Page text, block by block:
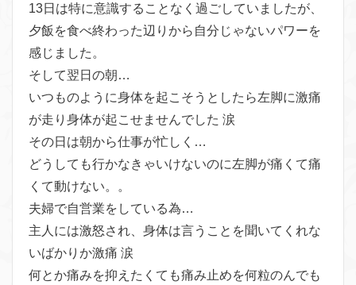
13日は特に意識することなく過ごしていましたが、
夕飯を食べ終わった辺りから自分じゃないパワーを
感じました。
そして翌日の朝…
いつものように身体を起こそうとしたら左脚に激痛
が走り身体が起こせませんでした 涙
その日は朝から仕事が忙しく…
どうしても行かなきゃいけないのに左脚が痛くて痛
くて動けない。。
夫婦で自営業をしている為…
主人には激怒され、身体は言うことを聞いてくれな
いばかりか激痛 涙
何とか痛みを抑えたくても痛み止めを何粒のんでも